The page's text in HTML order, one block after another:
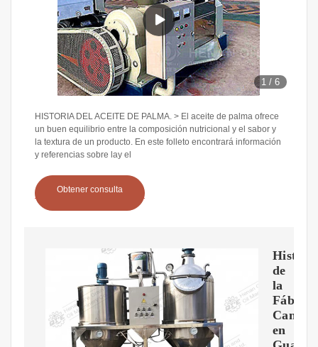
1 /6
HISTORIA DEL ACEITE DE PALMA. > El aceite de palma ofrece
un buen equilibrio entre la composición nutricional y el sabor y
la textura de un producto. En este folleto encontrará información
y referencias sobre lay el
Obtener consulta
de
la
Fábrica
Cantel
en